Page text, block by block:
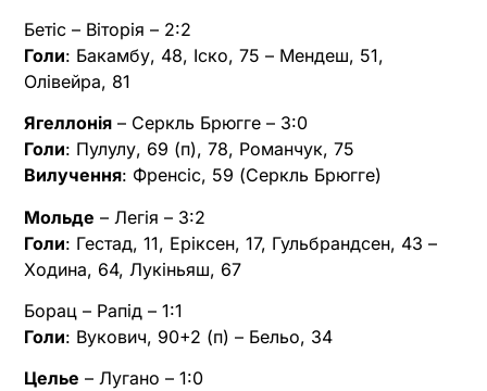
Бетіс – Віторія – 2:2
Голи: Бакамбу, 48, Іско, 75 – Мендеш, 51,
Олівейра, 81
Ягеллонія – Серкль Брюгге – 3:0
Голи: Пулулу, 69 (п), 78, Романчук, 75
Вилучення: Френсіс, 59 (Серкль Брюгге)
Мольде – Легія – 3:2
Голи: Гестад, 11, Еріксен, 17, Гульбрандсен, 43 –
Ходина, 64, Лукіньяш, 67
Борац – Рапід – 1:1
Голи: Вукович, 90+2 (п) – Бельо, 34
Целье – Лугано – 1:0